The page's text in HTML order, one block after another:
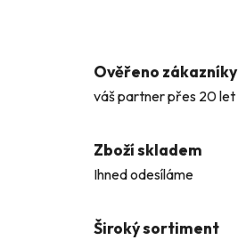
Ověřeno zákazníky
váš partner přes 20 let
Zboží skladem
Ihned odesíláme
Široký sortiment